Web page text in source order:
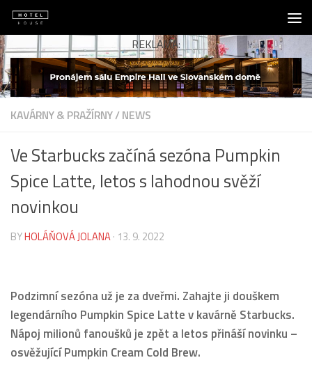
Skip to content
REKLAMA:
KAVÁRNY & PRAŽÍRNY/NEWS
Ve Starbucks začíná sezóna Pumpkin
Spice Latte, letos s lahodnou svěží
novinkou
BYHOLÁŇOVÁ JOLANA· 13. 9. 2022
Podzimní sezóna už je za dveřmi. Zahajte ji douškem
legendárního Pumpkin Spice Latte v kavárně Starbucks.
Nápoj milionů fanoušků je zpět a letos přináší novinku –
osvěžující Pumpkin Cream Cold Brew.